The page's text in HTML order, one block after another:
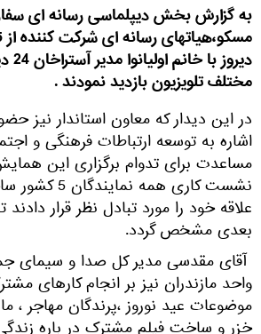
به گزارش بخش دیپلماسی رسانه ای
مختلف تلویزیون بازدید نمودند .
در این دیدار که معاون استاندار نیز
اشاره به توسعه ارتباطات فرهنگی و
مساعدت برای تدوام برگزاری این
نشست کاری همه
علاقه خود را مورد تبادل نظر قرار
بعدی مشخص گردد.
آقای مقدسی مدیر کل صدا و سیمای
واحد مازندران نیز بر انجام کارهای
موضوعات عید نوروز ،پرندگان مهاجر ،